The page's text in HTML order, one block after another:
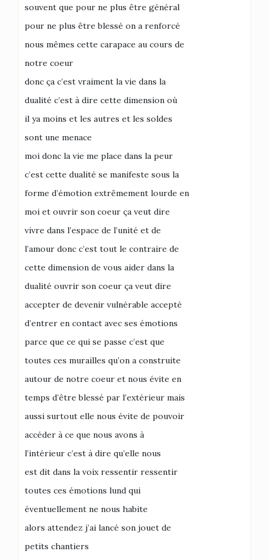
souvent que pour ne plus être général
pour ne plus être blessé on a renforcé
nous mêmes cette carapace au cours de
notre coeur
donc ça c’est vraiment la vie dans la
dualité c’est à dire cette dimension où
il ya moins et les autres et les soldes
sont une menace
moi donc la vie me place dans la peur
c’est cette dualité se manifeste sous la
forme d’émotion extrêmement lourde en
moi et ouvrir son coeur ça veut dire
vivre dans l’espace de l’unité et de
l’amour donc c’est tout le contraire de
cette dimension de vous aider dans la
dualité ouvrir son coeur ça veut dire
accepter de devenir vulnérable accepté
d’entrer en contact avec ses émotions
parce que ce qui se passe c’est que
toutes ces murailles qu’on a construite
autour de notre coeur et nous évite en
temps d’être blessé par l’extérieur mais
aussi surtout elle nous évite de pouvoir
accéder à ce que nous avons à
l’intérieur c’est à dire qu’elle nous
est dit dans la voix ressentir ressentir
toutes ces émotions lund qui
éventuellement ne nous habite
alors attendez j’ai lancé son jouet de
petits chantiers